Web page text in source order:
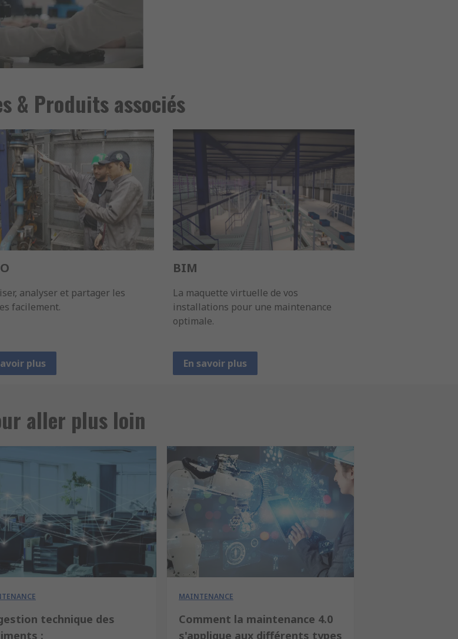
& Produits associés
analyser et partager les
facilement.
plus
BIM
La maquette virtuelle de vos
installations pour une maintenance
optimale.
En savoir plus
aller plus loin
technique des
:
MAINTENANCE
Comment la maintenance 4.0
s'applique aux différents types